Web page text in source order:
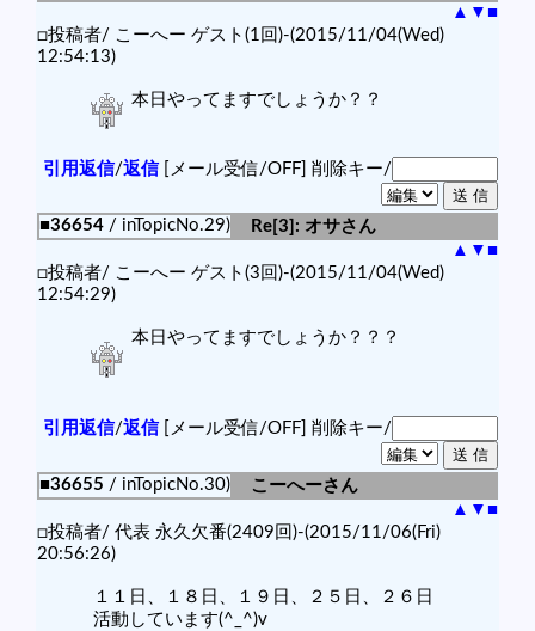
▲ ▼ ■
□投稿者/ こーへー ゲスト(1回)-(2015/11/04(Wed)
12:54:13)
本日やってますでしょうか？？
引用返信/返信[メール受信/OFF] 削除キー/
■36654 / inTopicNo.29)
Re[3]: オサさん
▲ ▼ ■
□投稿者/ こーへー ゲスト(3回)-(2015/11/04(Wed)
12:54:29)
本日やってますでしょうか？？？
引用返信/返信[メール受信/OFF] 削除キー/
■36655 / inTopicNo.30)
こーへーさん
▲ ▼ ■
□投稿者/ 代表 永久欠番(2409回)-(2015/11/06(Fri)
20:56:26)
１１日、１８日、１９日、２５日、２６日
活動しています(^_^)v